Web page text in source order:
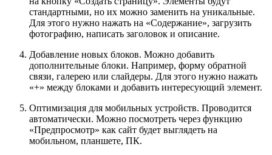
стандартными, но их можно заменить на уникальные.
Для этого нужно нажать на «Содержание», загрузить
фотографию, написать заголовок и описание.
Добавление новых блоков. Можно добавить
дополнительные блоки. Например, форму обратной
связи, галерею или слайдеры. Для этого нужно нажать
«+» между блоками и добавить интересующий элемент.
Оптимизация для мобильных устройств. Проводится
автоматически. Можно посмотреть через функцию
«Предпросмотр» как сайт будет выглядеть на
мобильном, планшете, ПК.